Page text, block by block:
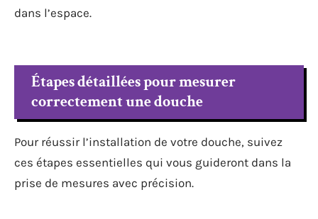
dans l’espace.
Étapes détaillées pour mesurer
correctement une douche
Pour réussir l’installation de votre douche, suivez
ces étapes essentielles qui vous guideront dans la
prise de mesures avec précision.